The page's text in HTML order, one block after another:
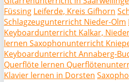
Füssing Leiferde, Kreis Gifhorn
Schlagzeugunterricht Nieder-Olm
Keyboardunterricht Kalkar,
lernen Saxophonunterricht
Keyboardunterricht Annaberg-
Querflöte lernen
Klavier lernen in Dorsten